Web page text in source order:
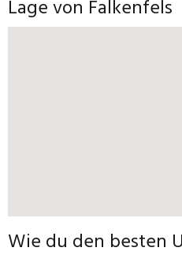
Lage von Falkenfels
Wie du den besten